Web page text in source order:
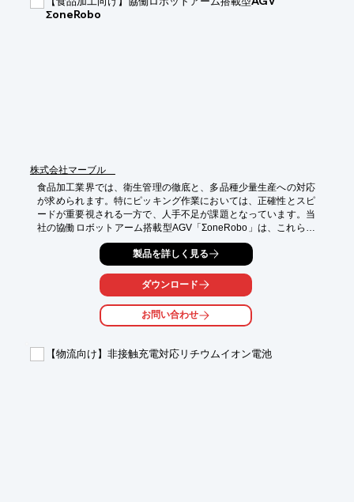
・倉庫内でのフォークリフトや搬送車の位置管理
・トラックの位置情報追跡
ΣoneRobo
株式会社マーブル
食品加工業界では、衛生管理の徹底と、多品種少量生産への対応
が求められます。特にピッキング作業においては、正確性とスピ
ードが重要視される一方で、人手不足が課題となっています。当
社の協働ロボットアーム搭載型AGV「ΣoneRobo」は、これらの
課題に対し、自動化による生産性向上と人手不足の解消に貢献い
【活用シーン】
・食品工場内での原材料や製品のピッキング
・ライン間の自動搬送
・在庫管理の効率化
・ピッキング作業の自動化による時間短縮
製品を詳しく見る
ダウンロード
お問い合わせ
【物流向け】非接触充電対応リチウムイオン電池